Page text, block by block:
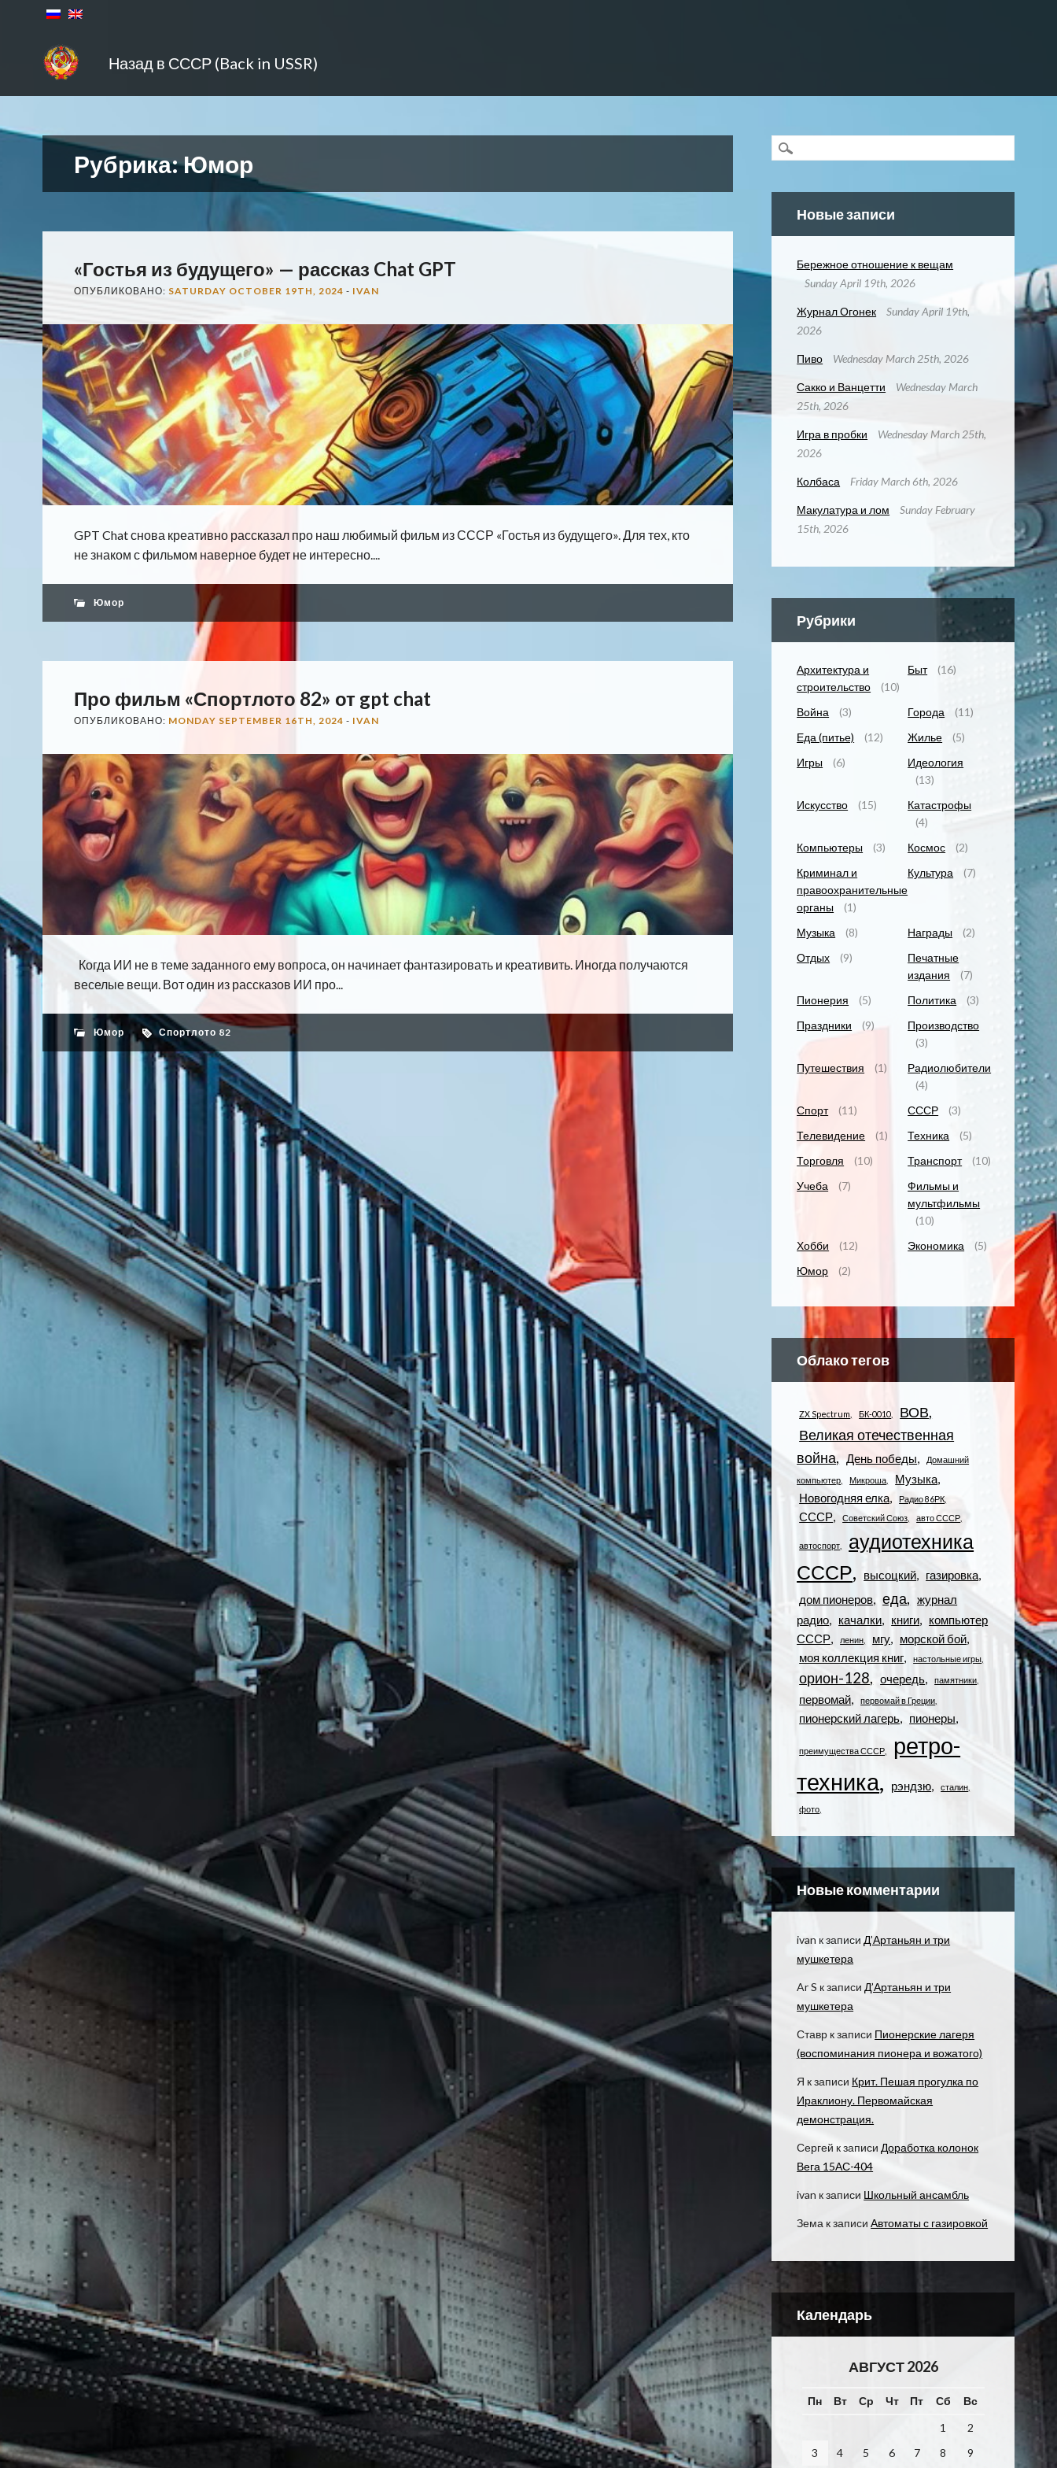
Назад в СССР (Back in USSR)
Рубрика:Юмор
«Гостья из будущего» — рассказ Chat GPT
ОПУБЛИКОВАНО: SATURDAY OCTOBER 19TH, 2024 - IVAN
GPT Chat снова креативно рассказал про наш любимый фильм из СССР «Гостья из будущего». Для тех, кто
не знаком с фильмом наверное будет не интересно....
Юмор
Про фильм «Спортлото 82» от gpt chat
ОПУБЛИКОВАНО: MONDAY SEPTEMBER 16TH, 2024 - IVAN
Когда ИИ не в теме заданного ему вопроса, он начинает фантазировать и креативить. Иногда получаются
веселые вещи. Вот один из рассказов ИИ про...
Юмор Спортлото 82
Новые записи
Бережное отношение к вещам
Sunday April 19th, 2026
Журнал Огонек
Sunday April 19th,
2026
Пиво Wednesday March 25th, 2026
Сакко и Ванцетти
Wednesday March
25th, 2026
Игра в пробки
Wednesday March 25th,
2026
Колбаса Friday March 6th, 2026
Макулатура и лом
Sunday February
15th, 2026
Рубрики
Архитектура и
строительство
(10)
Быт (16)
Война (3) Города
(11)
Еда (питье)
(12) Жилье
(5)
Игры
(6)
Идеология
(13)
Искусство
(15)
Катастрофы
(4)
Компьютеры
(3) Космос
(2)
Криминал и
правоохранительные
органы
(1)
Культура (7)
Музыка (8) Награды
(2)
Отдых
(9)
Печатные
издания
(7)
Пионерия
(5) Политика
(3)
Праздники
(9)
Производство
(3)
Путешествия
(1)
Радиолюбители
(4)
Спорт
(11) СССР
(3)
Телевидение
(1) Техника
(5)
Торговля
(10) Транспорт
(10)
Учеба
(7)
Фильмы и
мультфильмы
(10)
Хобби
(12) Экономика
(5)
Юмор
(2)
Облако тегов
ZX Spectrum БК-0010
ВОВ
Великая отечественная
война
День победы
Домашний
компьютер
Микроша
Музыка
Новогодняя елка
Радио 86РК
СССР Советский Союз авто СССР
автоспорт
аудиотехника
СССР
высоцкий
газировка
дом пионеров
еда
журнал
радио
качалки книги
компьютер
СССР
ленин мгу
морской бой
моя коллекция книг
настольные игры
орион-128 очередь памятники
первомай первомай в Греции
пионерский лагерь пионеры
преимущества СССР
ретро-
техника
рэндзю сталин
фото
Новые комментарии
ivan к записиД’Артаньян и три
мушкетера
Ar S к записи Д’Артаньян и три
мушкетера
Ставр к записи Пионерские лагеря
(воспоминания пионера и вожатого)
Я к записи Крит. Пешая прогулка по
Ираклиону. Первомайская
демонстрация.
Сергей к записи Доработка колонок
Вега 15АС-404
ivan к записи Школьный ансамбль
Зема к записиАвтоматы с газировкой
Календарь
АВГУСТ 2026
Пн Вт Ср Чт Пт Сб
Вс
1
2
3
4 5 6 7 8 9